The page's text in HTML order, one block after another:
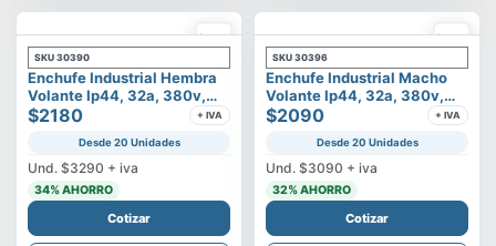
SKU 30390
Enchufe Industrial Hembra
Volante Ip44, 32a, 380v,
3p+t
$2180 + IVA
Desde 20 Unidades
Und. $3290 + iva
34% AHORRO
Cotizar
SKU 30396
Enchufe Industrial Macho
Volante Ip44, 32a, 380v,
3p+t
$2090 + IVA
Desde 20 Unidades
Und. $3090 + iva
32% AHORRO
Cotizar